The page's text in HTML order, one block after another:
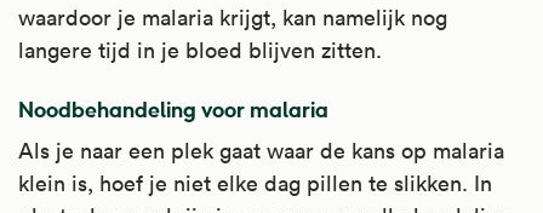
waardoor je malaria krijgt, kan namelijk nog
langere tijd in je bloed blijven zitten.
Noodbehandeling voor malaria
Als je naar een plek gaat waar de kans op malaria
klein is, hoef je niet elke dag pillen te slikken. In